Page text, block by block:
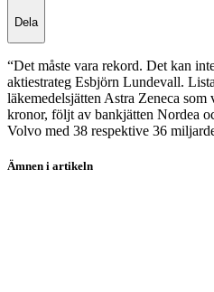
Dela
“Det måste vara rekord. Det kan
aktiestrateg Esbjörn Lundevall.
läkemedelsjätten Astra Zeneca
kronor, följt av bankjätten Nordea
Volvo med 38 respektive 36
Ämnen i artikeln